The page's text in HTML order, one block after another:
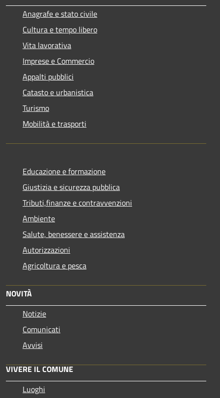
Anagrafe e stato civile
Cultura e tempo libero
Vita lavorativa
Imprese e Commercio
Appalti pubblici
Catasto e urbanistica
Turismo
Mobilità e trasporti
Educazione e formazione
Giustizia e sicurezza pubblica
Tributi,finanze e contravvenzioni
Ambiente
Salute, benessere e assistenza
Autorizzazioni
Agricoltura e pesca
NOVITÀ
Notizie
Comunicati
Avvisi
VIVERE IL COMUNE
Luoghi